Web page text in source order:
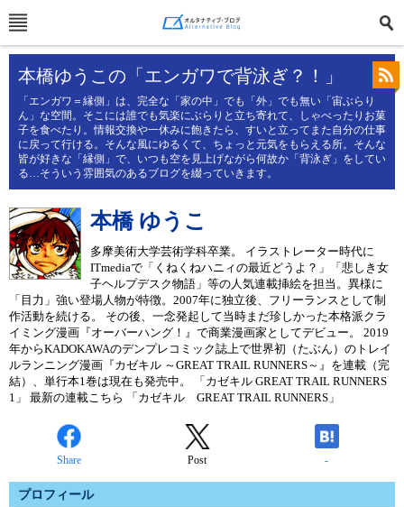
本橋ゆうこの「エンガワで背泳ぎ？！」
「エンガワ＝縁側」は、完全な「家の中」でも「外」でも無い「宙ぶらり
ん」な空間。そこには誰でも気楽にぶらりと立ち寄れて、しゃべったりお菓
子を食べたり。情報交換や一休みに飽きたら、すいと立ってまた自分の仕事
に戻って行ける。そんな風にゆるくて、ちょっと元気をもらえる所。そんな
皆が好きな「縁側」で、いつも空を見上げながら何故か「背泳ぎ」をしてい
る…そういう雰囲気のあるブログを綴っていきます。
本橋 ゆうこ
多摩美術大学芸術学科卒業。 イラストレーター時代に
ITmediaで「くねくねハニィの最近どうよ？」「悲しき女
子ヘルプデスク物語」等の人気連載挿絵を担当。異様に
「目力」強い登場人物が特徴。2007年に独立後、フリーランスとして制
作活動を続ける。 その後、一念発起して当時まだ珍しかった本格派クラ
イミング漫画『オーバーハング！』で商業漫画家としてデビュー。 2019
年からKADOKAWAのデンプレコミック誌上で世界初（たぶん）のトレイ
ルランニング漫画『カゼキル ～GREAT TRAIL RUNNERS～』を連載（完
結）、単行本1巻は現在も発売中。 「カゼキル GREAT TRAIL RUNNERS
1」 最新の連載こちら 「カゼキル GREAT TRAIL RUNNERS」
Share Post -
プロフィール